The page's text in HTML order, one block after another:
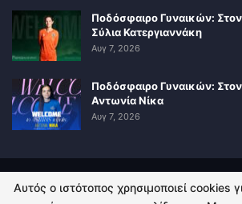
Ποδόσφαιρο Γυναικών:
Σύλια Κατεργιαννάκη
Αυγ 7, 2026
Ποδόσφαιρο Γυναικών:
Αντωνία Νίκα
Αυγ 7, 2026
ΠΟΛΙΤΙΚΗ ΑΠΟΡΡΗΤΟΥ
Αυτός ο ιστότοπος χρησιμοποιεί cookies